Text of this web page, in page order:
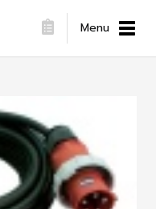
Menu